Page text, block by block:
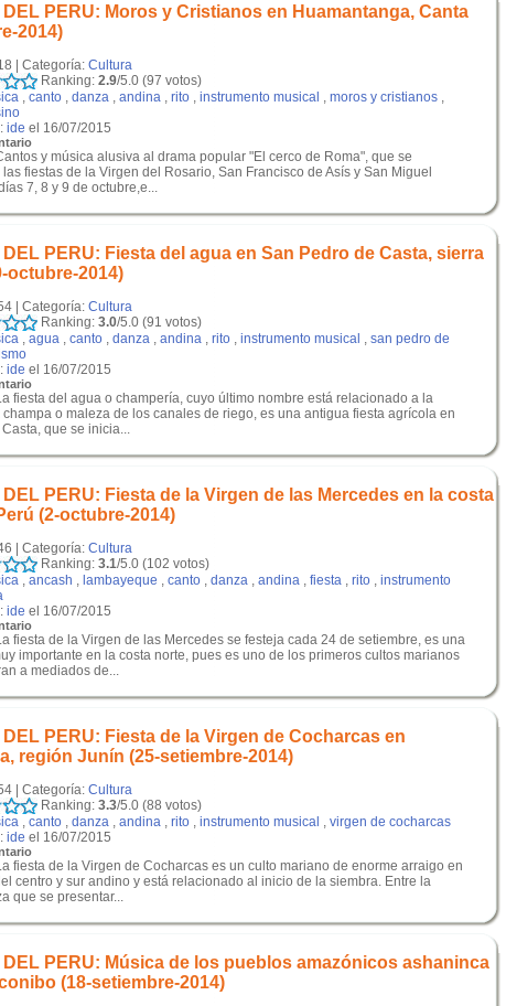
DEL PERU: Moros y Cristianos en Huamantanga, Canta
2014)
| Categoría: Cultura
Ranking: 2.9/5.0 (97 votos)
, canto , danza , andina , rito , instrumento musical , moros y cristianos ,
ide el 16/07/2015
y música alusiva al drama popular "El cerco de Roma", que se
fiestas de la Virgen del Rosario, San Francisco de Asís y San Miguel
7, 8 y 9 de octubre,e...
DEL PERU: Fiesta del agua en San Pedro de Casta, sierra
octubre-2014)
| Categoría: Cultura
Ranking: 3.0/5.0 (91 votos)
, agua , canto , danza , andina , rito , instrumento musical , san pedro de
ide el 16/07/2015
fiesta del agua o champería, cuyo último nombre está relacionado a la
o maleza de los canales de riego, es una antigua fiesta agrícola en
que se inicia...
DEL PERU: Fiesta de la Virgen de las Mercedes en la costa
(2-octubre-2014)
| Categoría: Cultura
Ranking: 3.1/5.0 (102 votos)
, ancash , lambayeque , canto , danza , andina , fiesta , rito , instrumento
ide el 16/07/2015
fiesta de la Virgen de las Mercedes se festeja cada 24 de setiembre, es una
importante en la costa norte, pues es uno de los primeros cultos marianos
a mediados de...
DEL PERU: Fiesta de la Virgen de Cocharcas en
región Junín (25-setiembre-2014)
| Categoría: Cultura
Ranking: 3.3/5.0 (88 votos)
, canto , danza , andina , rito , instrumento musical , virgen de cocharcas
ide el 16/07/2015
fiesta de la Virgen de Cocharcas es un culto mariano de enorme arraigo en
centro y sur andino y está relacionado al inicio de la siembra. Entre la
que se presentar...
DEL PERU: Música de los pueblos amazónicos ashaninca
(18-setiembre-2014)